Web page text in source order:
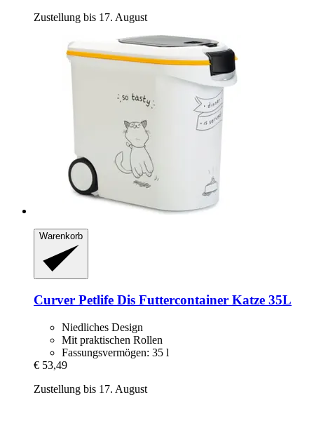
Zustellung bis 17. August
Warenkorb
Curver Petlife Dis Futtercontainer Katze 35L
Niedliches Design
Mit praktischen Rollen
Fassungsvermögen: 35 l
€ 53,49
Zustellung bis 17. August